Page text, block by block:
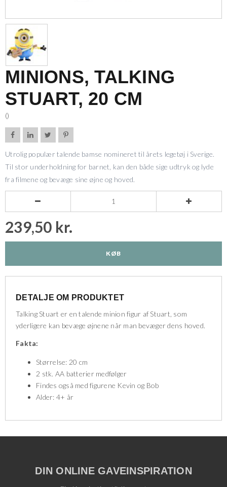
MINIONS, TALKING
STUART, 20 CM
()
   
Utrolig populær talende bamse nomineret til årets legetøj i Sverige.
Til stor underholdning for barnet, kan den både sige udtryk og lyde
fra filmene og bevæge sine øjne og hoved.
 
239,50 kr.
KØB
DETALJE OM PRODUKTET
Talking Stuart er en talende minion figur af Stuart, som
yderligere kan bevæge øjnene når man bevæger dens hoved.
Fakta:
Størrelse: 20 cm
2 stk. AA batterier medfølger
Findes også med figurene Kevin og Bob
Alder: 4+ år
DIN ONLINE GAVEINSPIRATION